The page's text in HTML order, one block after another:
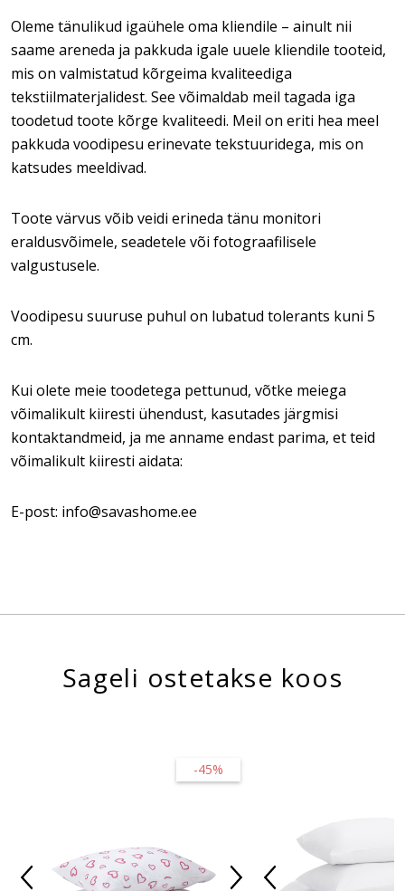
Oleme tänulikud igaühele oma kliendile – ainult nii
saame areneda ja pakkuda igale uuele kliendile tooteid,
mis on valmistatud kõrgeima kvaliteediga
tekstiilmaterjalidest. See võimaldab meil tagada iga
toodetud toote kõrge kvaliteedi. Meil on eriti hea meel
pakkuda voodipesu erinevate tekstuuridega, mis on
katsudes meeldivad.
Toote värvus võib veidi erineda tänu monitori
eraldusvõimele, seadetele või fotograafilisele
valgustusele.
Voodipesu suuruse puhul on lubatud tolerants kuni 5
cm.
Kui olete meie toodetega pettunud, võtke meiega
võimalikult kiiresti ühendust, kasutades järgmisi
kontaktandmeid, ja me anname endast parima, et teid
võimalikult kiiresti aidata:
E-post: info@savashome.ee
Sageli ostetakse koos
-45%